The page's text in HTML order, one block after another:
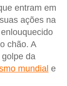
entram em
ações na
chão. A
da
mundial e